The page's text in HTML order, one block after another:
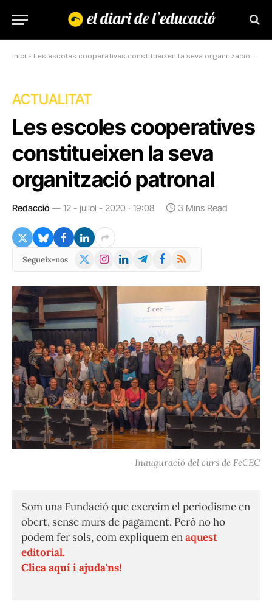
Inici » Les escoles cooperatives constitueixen la seva organització patronal
ACTUALITAT
Les escoles cooperatives
constitueixen la seva
organització patronal
Redacció 12 - juliol - 2020 · 19:08 3 Mins Read
Segueix-nos
X
Instagram
LinkedInTelegramFacebook
RSS
Inauguració del curs de FeCEC
Som una Fundació que exercim el periodisme en
obert, sense murs de pagament. Però no ho
podem fer sols, com expliquem enaquest
editorial.
Clica aquí i ajuda'ns!